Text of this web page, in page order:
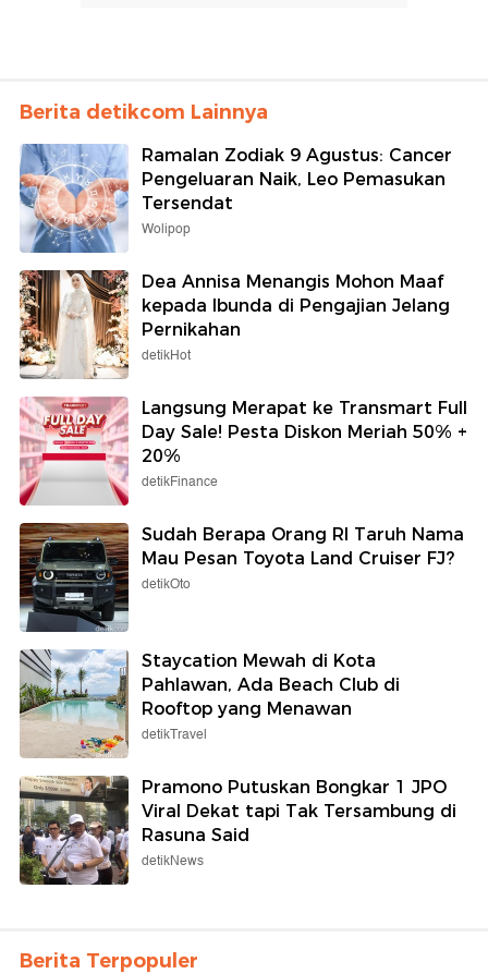
Berita detikcom Lainnya
Ramalan Zodiak 9 Agustus: Cancer
Pengeluaran Naik, Leo Pemasukan
Tersendat
Wolipop
Dea Annisa Menangis Mohon Maaf
kepada Ibunda di Pengajian Jelang
Pernikahan
detikHot
Langsung Merapat ke Transmart Full
Day Sale! Pesta Diskon Meriah 50% +
20%
detikFinance
Sudah Berapa Orang RI Taruh Nama
Mau Pesan Toyota Land Cruiser FJ?
detikOto
Staycation Mewah di Kota
Pahlawan, Ada Beach Club di
Rooftop yang Menawan
detikTravel
Pramono Putuskan Bongkar 1 JPO
Viral Dekat tapi Tak Tersambung di
Rasuna Said
detikNews
Berita Terpopuler